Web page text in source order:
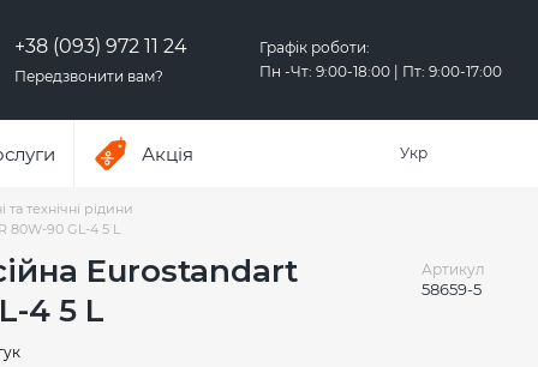
+38 (093) 972 11 24
Передзвонити вам?
Графік роботи:
Пн -Чт: 9:00-18:00 | Пт: 9:00-17:00
Акція Укр
та технічні рідини
80W-90 GL-4 5 L
Eurostandart
4 5 L
Артикул
58659-5